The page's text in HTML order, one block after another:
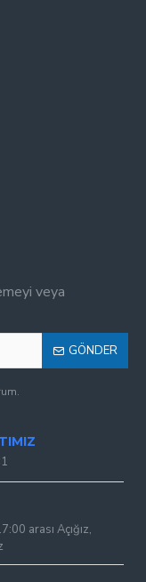
veya
GÖNDER
arası Açığız,